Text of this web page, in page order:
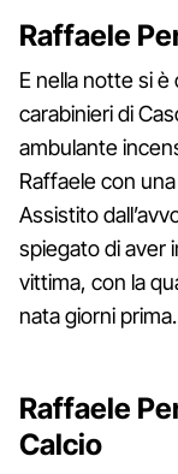
Raffaele
E nella notte si
carabinieri di
ambulante
Raffaele con
Assistito
spiegato di aver
vittima, con la
nata giorni prima.
Raffaele
Calcio